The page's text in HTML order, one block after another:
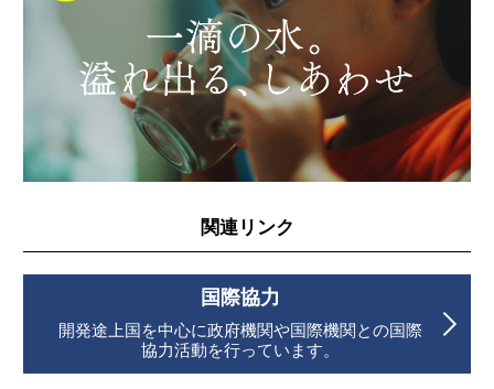
関連リンク
国際協力
開発途上国を中心に政府機関や国際機関との国際
協力活動を行っています。